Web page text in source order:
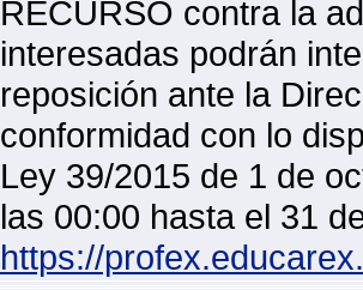
RECURSO contra la
interesadas podrán
reposición ante la
conformidad con lo
Ley 39/2015 de 1 de
las 00:00 hasta el 31
https://